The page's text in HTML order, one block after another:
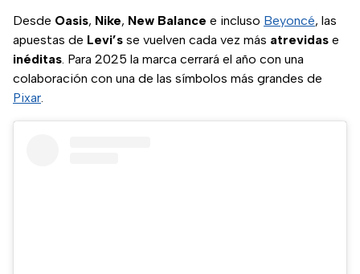
Desde Oasis, Nike, New Balance e incluso Beyoncé, las
apuestas de Levi’s se vuelven cada vez más atrevidas e
inéditas. Para 2025 la marca cerrará el año con una
colaboración con una de las símbolos más grandes de
Pixar.